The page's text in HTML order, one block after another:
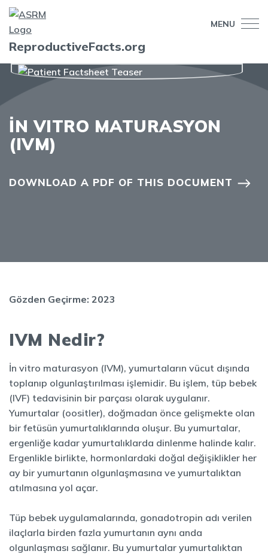
MENU
ReproductiveFacts.org
İN VITRO MATURASYON
(IVM)
DOWNLOAD A PDF OF THIS DOCUMENT
Gözden Geçirme: 2023
IVM Nedir?
İn vitro maturasyon (IVM), yumurtaların vücut dışında
toplanıp olgunlaştırılması işlemidir. Bu işlem, tüp bebek
(IVF) tedavisinin bir parçası olarak uygulanır.
Yumurtalar (oositler), doğmadan önce gelişmekte olan
bir fetüsün yumurtalıklarında oluşur. Bu yumurtalar,
ergenliğe kadar yumurtalıklarda dinlenme halinde kalır.
Ergenlikle birlikte, hormonlardaki doğal değişiklikler her
ay bir yumurtanın olgunlaşmasına ve yumurtalıktan
atılmasına yol açar.
Tüp bebek uygulamalarında, gonadotropin adı verilen
ilaçlarla birden fazla yumurtanın aynı anda
olgunlaşması sağlanır. Bu yumurtalar yumurtalıktan